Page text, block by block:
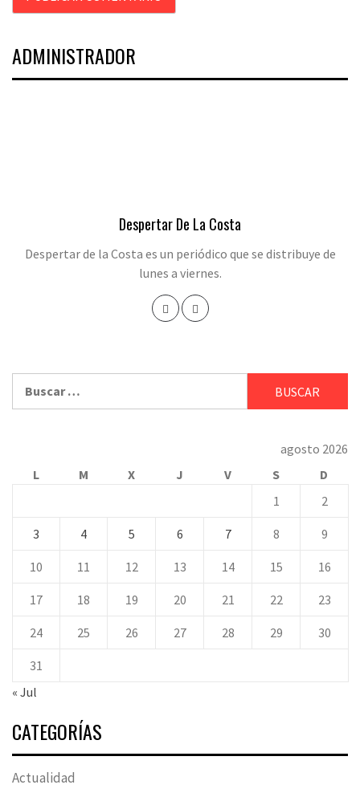
ADMINISTRADOR
Despertar De La Costa
Despertar de la Costa es un periódico que se distribuye de
lunes a viernes.
agosto 2026
L
M X J V S
D
1
2
3 4 5 6 7 8 9
10 11 12 13 14 15 16
17 18 19 20 21 22 23
24 25 26 27 28 29 30
31
« Jul
CATEGORÍAS
Actualidad